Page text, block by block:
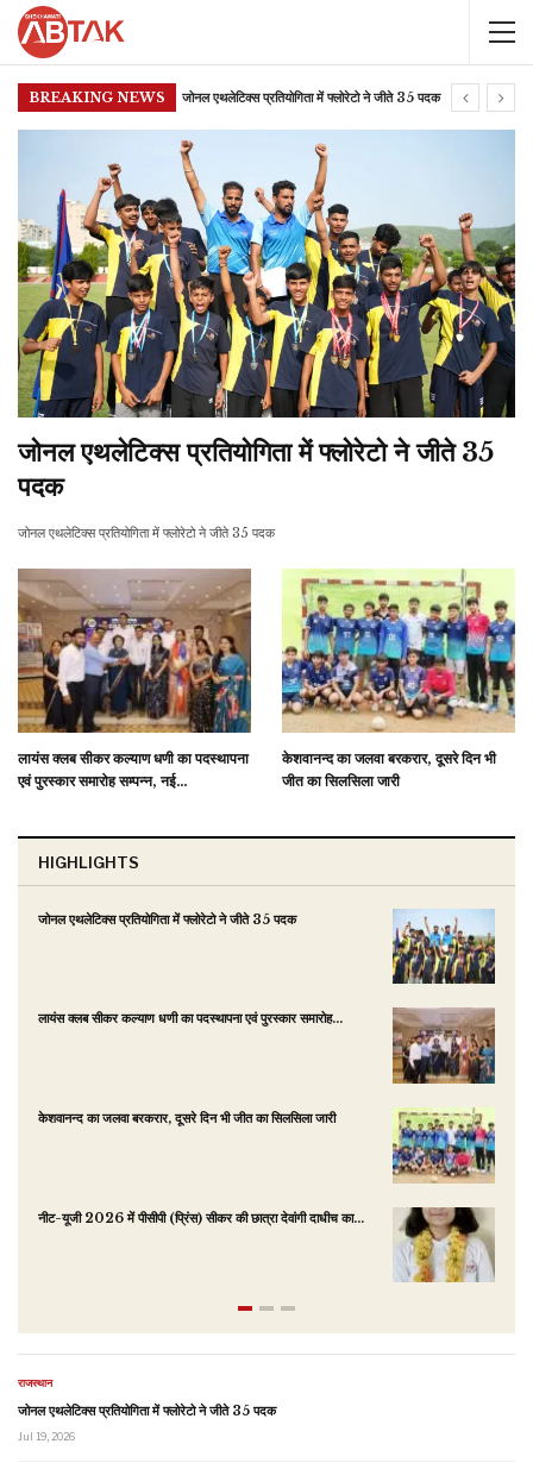
BREAKING NEWS जोनल एथलेटिक्स प्रतियोगिता में फ्लोरेटो ने जीते 35 पदक
जोनल एथलेटिक्स प्रतियोगिता में फ्लोरेटो ने जीते 35
पदक
जोनल एथलेटिक्स प्रतियोगिता में फ्लोरेटो ने जीते 35 पदक
लायंस क्लब सीकर कल्याण धणी का पदस्थापना
एवं पुरस्कार समारोह सम्पन्न, नई…
केशवानन्द का जलवा बरकरार, दूसरे दिन भी
जीत का सिलसिला जारी
HIGHLIGHTS
जोनल एथलेटिक्स प्रतियोगिता में फ्लोरेटो ने जीते 35 पदक
लायंस क्लब सीकर कल्याण धणी का पदस्थापना एवं पुरस्कार समारोह…
केशवानन्द का जलवा बरकरार, दूसरे दिन भी जीत का सिलसिला जारी
नीट-यूजी 2026 में पीसीपी (प्रिंस) सीकर की छात्रा देवांगी दाधीच का…
राजस्थान
जोनल एथलेटिक्स प्रतियोगिता में फ्लोरेटो ने जीते 35 पदक
Jul 19, 2026